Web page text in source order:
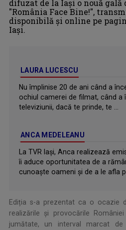
difuzat de la Iași o nouă
"România Face Bine!",
disponibilă și online pe
Iași.
LAURA LUCESCU
Nu împlinise 20 de ani când a
ochiul camerei de filmat, când a
televiziunii, dacă te prinde, te ...
ANCA MEDELEANU
La TVR Iaşi, Anca realizează
îi aduce oportunitatea de a
cunoaşte oameni şi de a le afla
Ediția s-a prezentat ca o ocazie
realizările și provocările
jumătate, un interval marcat